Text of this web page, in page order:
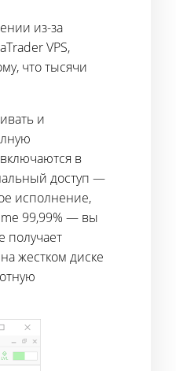
из-за
VPS,
что тысячи
и
в
доступ —
исполнение,
99,99% — вы
получает
жестком диске